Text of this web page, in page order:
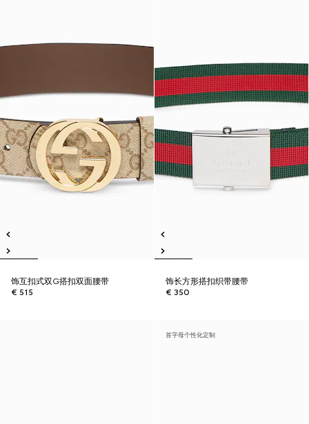
饰互扣式双G搭扣双面腰带
€ 515
饰长方形搭扣织带腰带
€ 350
首字母个性化定制